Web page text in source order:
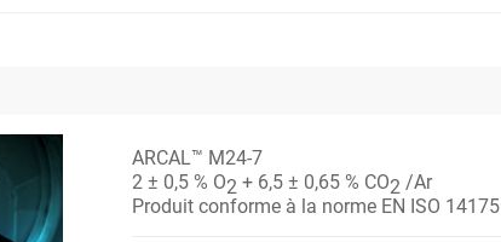
ARCAL™ M24-7
2 ± 0,5 % O2 + 6,5 ± 0,65 % CO2 /Ar
Produit conforme à la norme EN ISO 14175